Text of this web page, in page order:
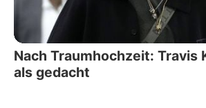
Nach Traumhochzeit: Travis
als gedacht